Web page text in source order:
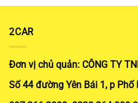
5
2CAR
Đơn vị chủ quản: CÔNG TY
Số 44 đường Yên Bái 1, p Phố